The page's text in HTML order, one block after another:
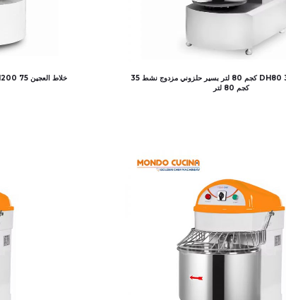
خلاط العجين DH80 35 كجم 80 لتر بسير حلزوني مزدوج نشط 35
كجم 80 لتر